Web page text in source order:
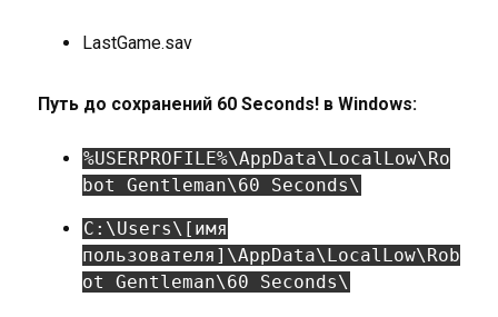
LastGame.sav
Путь до сохранений 60 Seconds! в Windows:
%USERPROFILE%\AppData\LocalLow\Ro
bot Gentleman\60 Seconds\
C:\Users\[имя
пользователя]\AppData\LocalLow\Rob
ot Gentleman\60 Seconds\